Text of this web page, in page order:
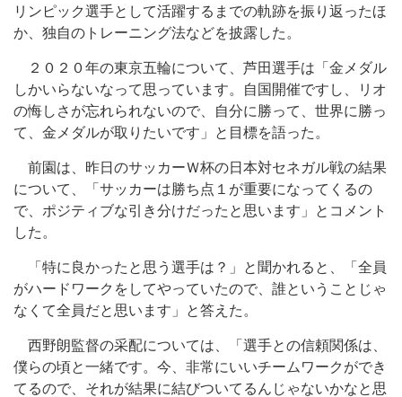
リンピック選手として活躍するまでの軌跡を振り返ったほ
か、独自のトレーニング法などを披露した。
２０２０年の東京五輪について、芦田選手は「金メダル
しかいらないなって思っています。自国開催ですし、リオ
の悔しさが忘れられないので、自分に勝って、世界に勝っ
て、金メダルが取りたいです」と目標を語った。
前園は、昨日のサッカーＷ杯の日本対セネガル戦の結果
について、「サッカーは勝ち点１が重要になってくるの
で、ポジティブな引き分けだったと思います」とコメント
した。
「特に良かったと思う選手は？」と聞かれると、「全員
がハードワークをしてやっていたので、誰ということじゃ
なくて全員だと思います」と答えた。
西野朗監督の采配については、「選手との信頼関係は、
僕らの頃と一緒です。今、非常にいいチームワークができ
てるので、それが結果に結びついてるんじゃないかなと思